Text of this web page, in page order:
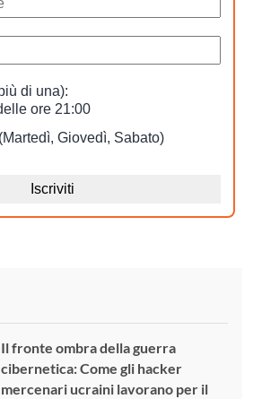
Il fronte ombra della guerra
cibernetica: Come gli hacker
mercenari ucraini lavorano per il